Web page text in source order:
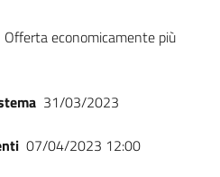
Offerta economicamente più
31/03/2023
07/04/2023 12:00